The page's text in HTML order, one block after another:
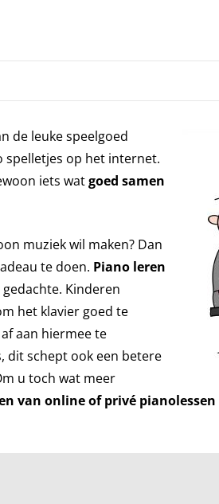
de leuke speelgoed
spelletjes op het internet.
iets watgoed samen
muziek wil maken? Dan
te doen. Piano leren
gedachte. Kinderen
het klavier goed te
aan hiermee te
dit schept ook een betere
u toch wat meer
van online of privé pianolessen